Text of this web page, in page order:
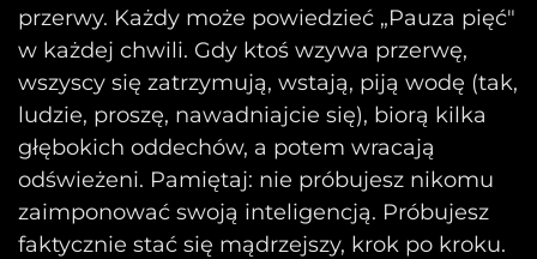
przerwy. Każdy może powiedzieć „Pauza pięć"
w każdej chwili. Gdy ktoś wzywa przerwę,
wszyscy się zatrzymują, wstają, piją wodę (tak,
ludzie, proszę, nawadniajcie się), biorą kilka
głębokich oddechów, a potem wracają
odświeżeni. Pamiętaj: nie próbujesz nikomu
zaimponować swoją inteligencją. Próbujesz
faktycznie stać się mądrzejszy, krok po kroku.